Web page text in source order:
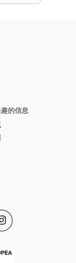
的信息
Instagram
此
链
会